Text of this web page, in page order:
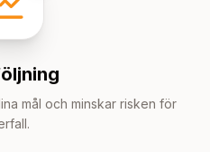
mål och minskar risken för